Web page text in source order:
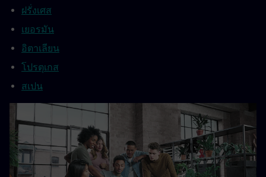
ฝรั่งเศส
เยอรมัน
อิตาเลียน
โปรตุเกส
สเปน